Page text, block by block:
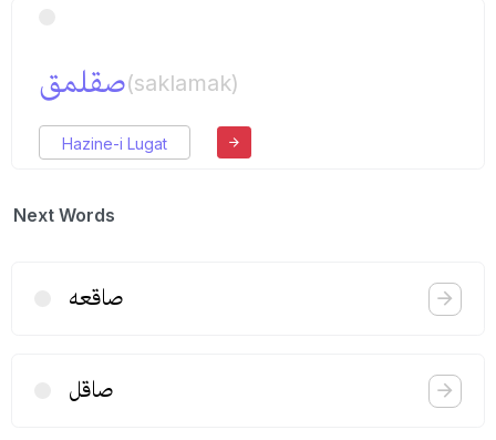
صقلمق(saklamak)
Hazine-i Lugat
Next Words
صاقعه
صاقل